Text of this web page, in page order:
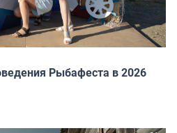
Рыбафеста в 2026